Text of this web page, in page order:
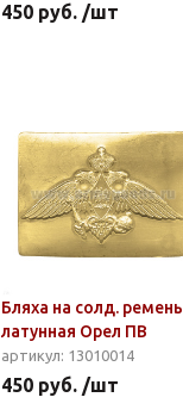
450 руб. /шт
Бляха на солд. ремень
латунная Орел ПВ
артикул: 13010014
450 руб. /шт